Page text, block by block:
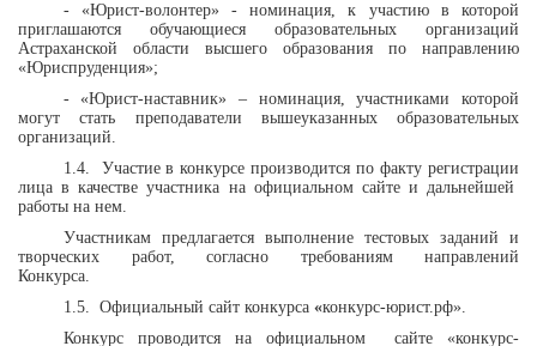
- «Юрист-волонтер» - номинация, к участию в которой
приглашаются обучающиеся образовательных организаций
Астраханской области высшего образования по направлению
«Юриспруденция»;
- «Юрист-наставник» – номинация, участниками которой
могут стать преподаватели вышеуказанных образовательных
организаций.
1.4.
Участие в конкурсе производится по факту регистрации
лица в качестве участника на официальном сайте и дальнейшей
работы на нем.
Участникам предлагается выполнение тестовых заданий и
творческих работ, согласно требованиям направлений
Конкурса.
1.5. Официальный сайт конкурса «конкурс-юрист.рф».
Конкурс проводится на официальном
сайте «конкурс-